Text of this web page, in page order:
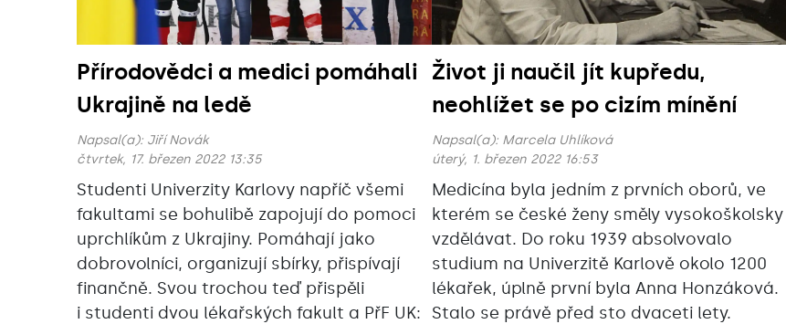
Přírodovědci a medici pomáhali
Ukrajině na ledě
Napsal(a): Jiří Novák
čtvrtek, 17. březen 2022 13:35
Studenti Univerzity Karlovy napříč všemi
fakultami se bohulibě zapojují do pomoci
uprchlíkům z Ukrajiny. Pomáhají jako
dobrovolníci, organizují sbírky, přispívají
finančně. Svou trochou teď přispěli
i studenti dvou lékařských fakult a PřF UK:
Život ji naučil jít kupředu,
neohlížet se po cizím mínění
Napsal(a): Marcela Uhlíková
úterý, 1. březen 2022 16:53
Medicína byla jedním z prvních oborů, ve
kterém se české ženy směly vysokoškolsky
vzdělávat. Do roku 1939 absolvovalo
studium na Univerzitě Karlově okolo 1200
lékařek, úplně první byla Anna Honzáková.
Stalo se právě před sto dvaceti lety.